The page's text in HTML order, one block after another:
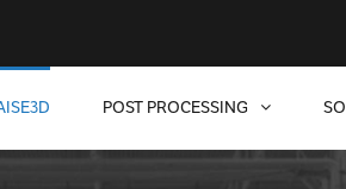
POST PROCESSING